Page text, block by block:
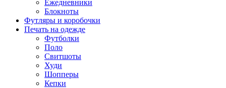
Ежедневники
Блокноты
Футляры и коробочки
Печать на одежде
Футболки
Поло
Свитшоты
Худи
Шопперы
Кепки